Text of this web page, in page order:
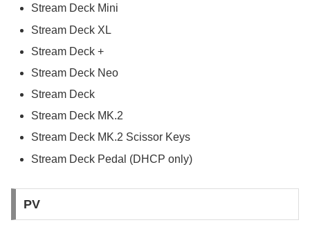
Stream Deck Mini
Stream Deck XL
Stream Deck +
Stream Deck Neo
Stream Deck
Stream Deck MK.2
Stream Deck MK.2 Scissor Keys
Stream Deck Pedal (DHCP only)
PV